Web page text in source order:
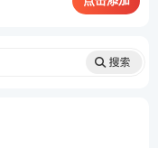
印，由认定机构下